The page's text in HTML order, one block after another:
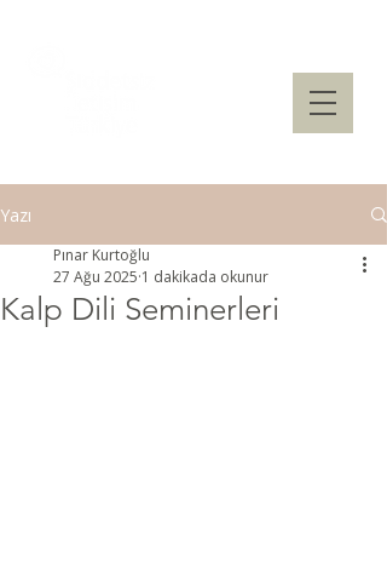
Yazı
Kalp Dili Seminerleri
Pınar Kurtoğlu
27 Ağu 2025 1 dakikada okunur